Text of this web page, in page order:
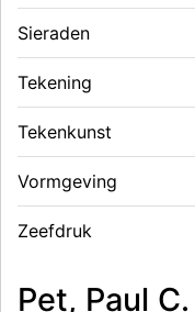
Sieraden
Tekening
Tekenkunst
Vormgeving
Zeefdruk
Pet, Paul C.